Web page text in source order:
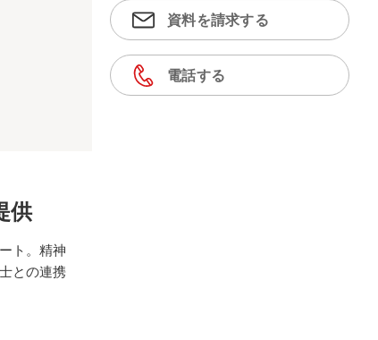
供
ト。精神
との連携
資料を請求する
電話する